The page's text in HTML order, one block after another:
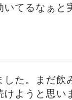
いてるなぁと
した。まだ飲
けようと思い